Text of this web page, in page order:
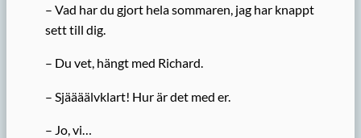
– Vad har du gjort hela sommaren, jag har knappt
sett till dig.
– Du vet, hängt med Richard.
– Sjäääälvklart! Hur är det med er.
– Jo, vi…